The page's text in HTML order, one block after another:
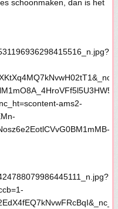
schoonmaken, dan is het